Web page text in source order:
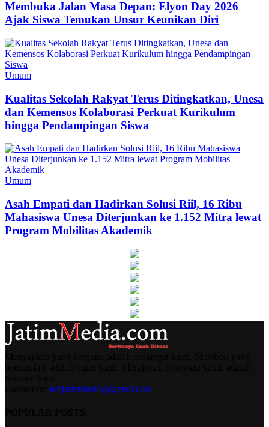
Membuka Jalan Masa Depan: Elyon Day 2026
Ajak Siswa Temukan Unsur Keunikan Diri
Umum
Kualitas Sekolah Rakyat Terus Ditingkatkan, Unesa
dan Kemensos Kolaborasi Perkuat Kurikulum
hingga Pendampingan Siswa
Umum
Asah Empati dan Hadirkan Solusi Riil, 16 Ribu
Mahasiswa Unesa Diterjunkan ke 1.152 Mitra lewat
Program Mobilitas Akademik
redjatimmedia@gmail.com